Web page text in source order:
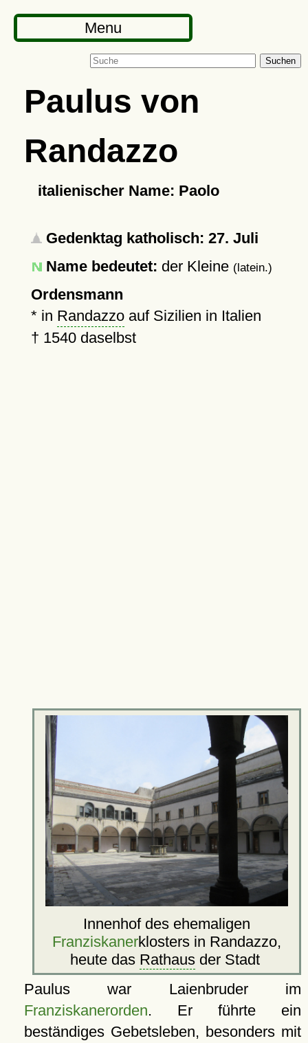
Menu
Suchen
Paulus von
Randazzo
italienischer Name: Paolo
Gedenktag katholisch: 27. Juli
Name bedeutet: der Kleine (latein.)
Ordensmann
* in Randazzoauf Sizilien in Italien
† 1540daselbst
Innenhof des ehemaligen
Franziskanerklosters in Randazzo,
heute das Rathausder Stadt
Paulus war Laienbruder im
Franziskanerorden. Er führte ein
beständiges Gebetsleben, besonders mit